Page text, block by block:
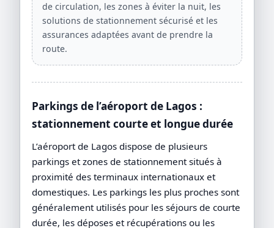
de circulation, les zones à éviter la nuit, les
solutions de stationnement sécurisé et les
assurances adaptées avant de prendre la
route.
Parkings de l’aéroport de Lagos :
stationnement courte et longue durée
L’aéroport de Lagos dispose de plusieurs
parkings et zones de stationnement situés à
proximité des terminaux internationaux et
domestiques. Les parkings les plus proches sont
généralement utilisés pour les séjours de courte
durée, les déposes et récupérations ou les